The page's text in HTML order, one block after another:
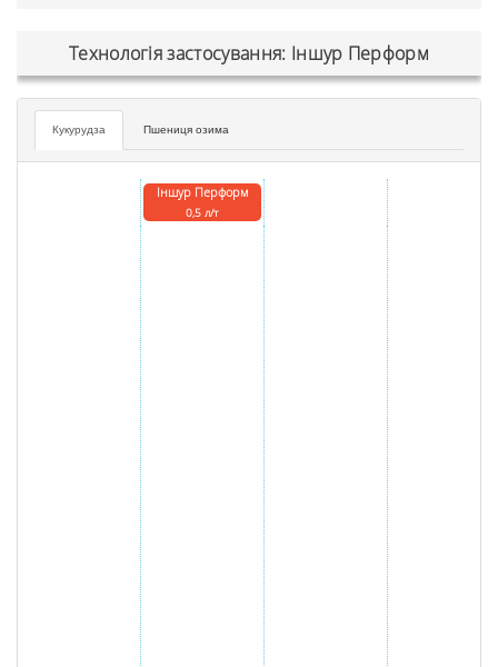
Технологія застосування: Іншур Перформ
Кукурудза Пшениця озима
Іншур Перформ
0,5 л/т